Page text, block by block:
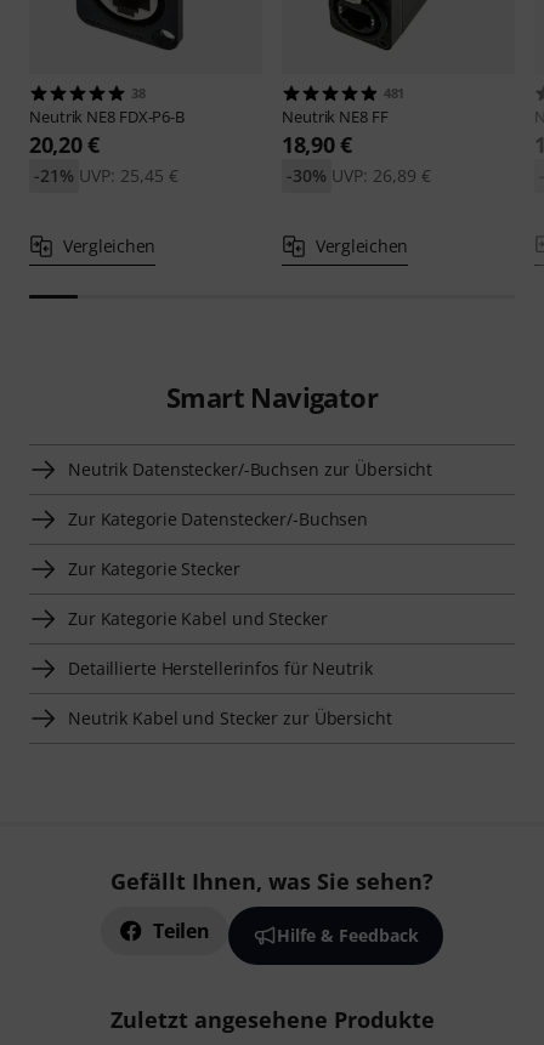
38
Neutrik NE8 FDX-P6-B
20,20 €
UVP: 25,45 €
-21%
Vergleichen
481
Neutrik NE8 FF
18,90 €
UVP: 26,89 €
-30%
Vergleichen
Smart Navigator
Neutrik Datenstecker/-Buchsen zur Übersicht
Zur Kategorie Datenstecker/-Buchsen
Zur Kategorie Stecker
Zur Kategorie Kabel und Stecker
Detaillierte Herstellerinfos für Neutrik
Neutrik Kabel und Stecker zur Übersicht
Gefällt Ihnen, was Sie sehen?
Teilen Hilfe & Feedback
Zuletzt angesehene Produkte